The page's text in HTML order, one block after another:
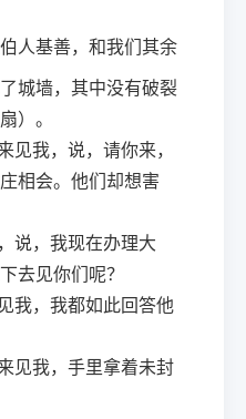
人基善，和我们其余
城墙，其中没有破裂
）。
见我，说，请你来，
相会。他们却想害
说，我现在办理大
去见你们呢？
我，我都如此回答他
见我，手里拿着未封